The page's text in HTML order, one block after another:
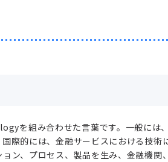
を組み合わせた言葉です。一般には
際的には、金融サービスにおける技術
ン、プロセス、製品を生み、金融機関